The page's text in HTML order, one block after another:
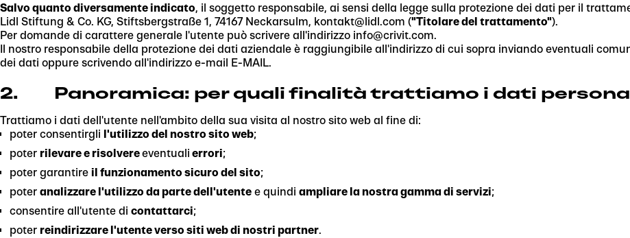
Salvo quanto diversamente indicato, il soggetto responsabile, ai sensi della legge sulla protezione dei dati per il
Lidl Stiftung & Co. KG, Stiftsbergstraße 1, 74167 Neckarsulm, kontakt@lidl.com ("Titolare del trattamento").
Per domande di carattere generale l'utente può scrivere all'indirizzo info@crivit.com.
Il nostro responsabile della protezione dei dati aziendale è raggiungibile all'indirizzo di cui sopra inviando eventuali
dei dati oppure scrivendo all'indirizzo e-mail E-MAIL.
2. Panoramica: per quali finalità trattiamo i dati
Trattiamo i dati dell'utente nell'ambito della sua visita al nostro sito web al fine di:
poter consentirgli l'utilizzo del nostro sito web;
poter rilevare e risolvereeventuali errori;
poter garantire il funzionamento sicuro del sito;
poter analizzare l'utilizzo da parte dell'utente e quindi ampliare la nostra gamma di servizi;
consentire all'utente di contattarci;
poter reindirizzare l'utente verso siti web di nostri partner.